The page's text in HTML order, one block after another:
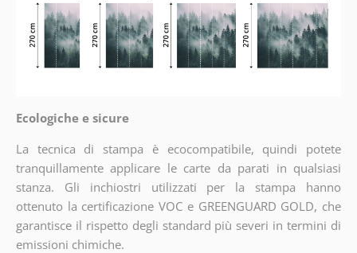
Ecologiche e sicure
La tecnica di stampa è ecocompatibile, quindi potete
tranquillamente applicare le carte da parati in qualsiasi
stanza. Gli inchiostri utilizzati per la stampa hanno
ottenuto la certificazione VOC e GREENGUARD GOLD, che
garantisce il rispetto degli standard più severi in termini di
emissioni chimiche.